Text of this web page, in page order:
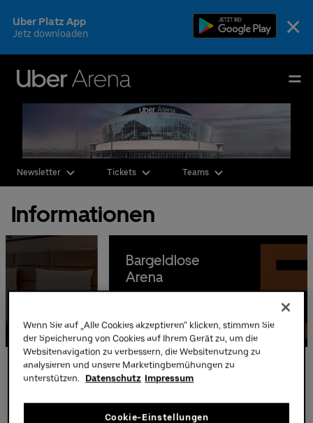
to
content
Tickets
×
Uber Platz App
Jetz downloaden
English
Events & Tickets
Fotos & Videos
Uber Platz
Partner
Newsletter Tickets Teams
Informationen
Mehr Infos
Mehrwegbechersystem
Wenn Sie auf „Alle Cookies akzeptieren“ klicken, stimmen Sie
der Speicherung von Cookies auf Ihrem Gerät zu, um die
Websitenavigation zu verbessern, die Websitenutzung zu
analysieren und unsere Marketingbemühungen zu
unterstützen.
Datenschutz Impressum
Cookie-Einstellungen